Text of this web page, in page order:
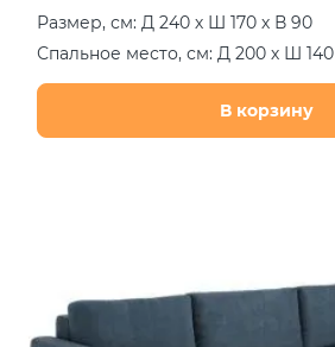
Размер, см: Д 240 х Ш 170 х В 90
Спальное место, см: Д 200 х Ш 140
В корзину